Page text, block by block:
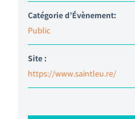
Catégorie d’Évènement:
Public
Site :
https://www.saintleu.re/